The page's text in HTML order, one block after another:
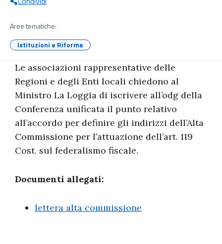
Aree tematiche:
Istituzioni e Riforme
Le associazioni rappresentative delle
Regioni e degli Enti locali chiedono al
Ministro La Loggia di iscrivere all’odg della
Conferenza unificata il punto relativo
all’accordo per definire gli indirizzi dell’Alta
Commissione per l’attuazione dell’art. 119
Cost. sul federalismo fiscale.
Documenti allegati:
lettera alta commissione